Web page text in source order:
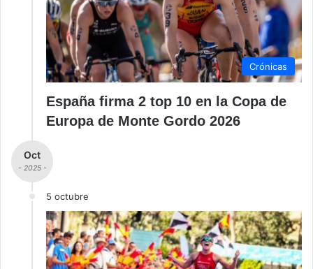
Crónicas
España firma 2 top 10 en la Copa de
Europa de Monte Gordo 2026
Oct
- 2025 -
5 octubre